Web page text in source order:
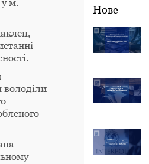
м.
володіли
Нове